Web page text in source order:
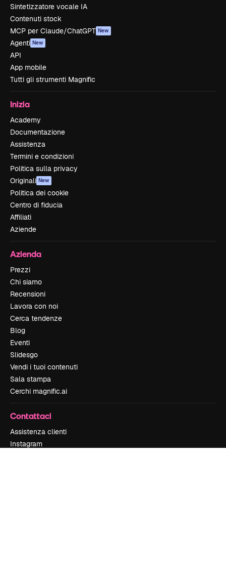
Sintetizzatore vocale IA
Contenuti stock
MCP per Claude/ChatGPT New
Agenti New
API
App mobile
Tutti gli strumenti Magnific
Inizia
Academy
Documentazione
Assistenza
Termini e condizioni
Politica sulla privacy
Originali New
Politica dei cookie
Centro di fiducia
Affiliati
Aziende
Azienda
Prezzi
Chi siamo
Recensioni
Lavora con noi
Cerca tendenze
Blog
Eventi
Slidesgo
Vendi i tuoi contenuti
Sala stampa
Cerchi magnific.ai
Contattaci
Assistenza clienti
Instagram